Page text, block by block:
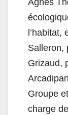
Agnès
Salleron,
Grizaud,
Groupe
charge